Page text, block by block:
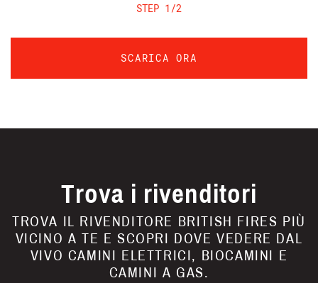
STEP 1/2
SCARICA ORA
Trova i rivenditori
TROVA IL RIVENDITORE BRITISH FIRES PIÙ
VICINO A TE E SCOPRI DOVE VEDERE DAL
VIVO CAMINI ELETTRICI, BIOCAMINI E
CAMINI A GAS.